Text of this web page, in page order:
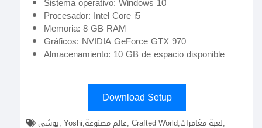
Procesador: Intel Core i5
Memoria: 8 GB RAM
Gráficos: NVIDIA GeForce GTX 970
Almacenamiento: 10 GB de espacio disponible
Download Setup